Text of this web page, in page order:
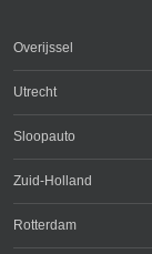
Overijssel
Utrecht
Sloopauto
Zuid-Holland
Rotterdam